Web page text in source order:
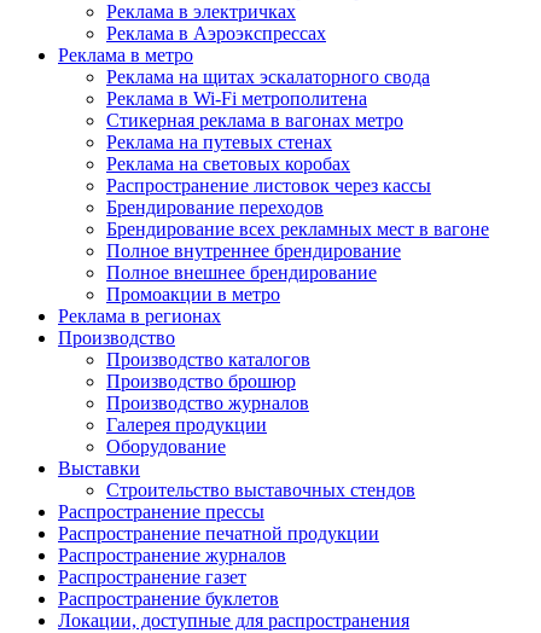
Реклама в электричках
Реклама в Аэроэкспрессах
Реклама в метро
Реклама на щитах эскалаторного свода
Реклама в Wi-Fi метрополитена
Стикерная реклама в вагонах метро
Реклама на путевых стенах
Реклама на световых коробах
Распространение листовок через кассы
Брендирование переходов
Брендирование всех рекламных мест в вагоне
Полное внутреннее брендирование
Полное внешнее брендирование
Промоакции в метро
Реклама в регионах
Производство
Производство каталогов
Производство брошюр
Производство журналов
Галерея продукции
Оборудование
Выставки
Строительство выставочных стендов
Распространение прессы
Распространение печатной продукции
Распространение журналов
Распространение газет
Распространение буклетов
Локации, доступные для распространения